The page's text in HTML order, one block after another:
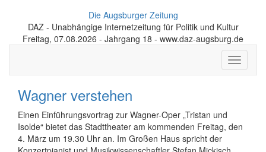
Die Augsburger Zeitung
DAZ - Unabhängige Internetzeitung für Politik und Kultur
Freitag, 07.08.2026 - Jahrgang 18 - www.daz-augsburg.de
Toggle
Wagner verstehen
Einen Einführungsvortrag zur Wagner-Oper „Tristan und
Isolde“ bietet das Stadttheater am kommenden Freitag, den
4. März um 19.30 Uhr an. Im Großen Haus spricht der